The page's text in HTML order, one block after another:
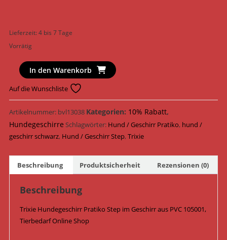
Lieferzeit:4 bis 7 Tage
Vorrätig
Trixie
Hundegeschirr
Pratiko
Step
im
Geschirr
PVC
In den Warenkorb
Auf die Wunschliste
Artikelnummer: bvl13038 Kategorien: 10% Rabatt,
Hundegeschirre Schlagwörter: Hund / Geschirr Pratiko, hund /
geschirr schwarz, Hund / Geschirr Step,Trixie
Beschreibung Produktsicherheit Rezensionen (0)
Beschreibung
Trixie Hundegeschirr Pratiko Step im Geschirr aus PVC 105001,
Tierbedarf Online Shop